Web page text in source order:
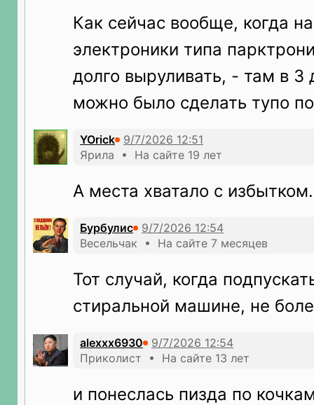
Как сейчас вообще, когда
электроники типа
долго выруливать, - там в 3
можно было сделать тупо
YOrick
Ярила • На сайте 19 лет
А места хватало с избытком.
Бурбулис
Весельчак • На сайте 7 месяцев
Тот случай, когда
стиральной машине, не
alexxx6930
Приколист • На сайте 13 лет
и понеслась пизда по